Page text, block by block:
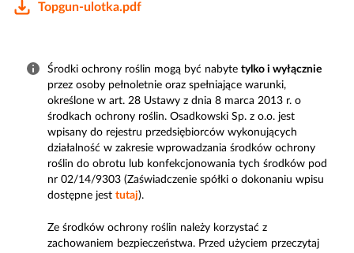
Topgun-ulotka.pdf
Środki ochrony roślin mogą być nabyte tylko i wyłącznie
przez osoby pełnoletnie oraz spełniające warunki,
określone w art. 28 Ustawy z dnia 8 marca 2013 r. o
środkach ochrony roślin. Osadkowski Sp. z o.o. jest
wpisany do rejestru przedsiębiorców wykonujących
działalność w zakresie wprowadzania środków ochrony
roślin do obrotu lub konfekcjonowania tych środków pod
nr 02/14/9303 (Zaświadczenie spółki o dokonaniu wpisu
dostępne jest tutaj).
Ze środków ochrony roślin należy korzystać z
zachowaniem bezpieczeństwa. Przed użyciem przeczytaj